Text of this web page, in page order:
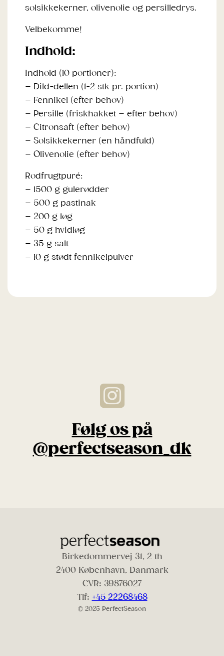
solsikkekerner, olivenolie og persilledrys.
Velbekomme!
Indhold:
Indhold (10 portioner):
– Dild-dellen (1-2 stk pr. portion)
– Fennikel (efter behov)
– Persille (friskhakket – efter behov)
– Citronsaft (efter behov)
– Solsikkekerner (en håndfuld)
– Olivenolie (efter behov)
Rodfrugtpuré:
– 1500 g gulerødder
– 500 g pastinak
– 200 g løg
– 50 g hvidløg
– 35 g salt
– 10 g stødt fennikelpulver
Følg os på
@perfectseason_dk
Birkedommervej 31, 2 th
2400 København, Danmark
CVR: 39876027
Tlf: +45 22268468
© 2025 PerfectSeason